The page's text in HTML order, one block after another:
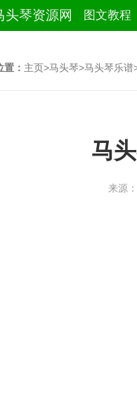
头琴资源网 图文教程
置： 主页>马头琴>马头琴乐谱
马
来源